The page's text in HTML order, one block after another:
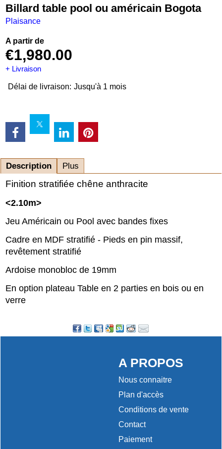
Billard table pool ou américain Bogota
Plaisance
A partir de
€1,980.00
+ Livraison
Délai de livraison: Jusqu'à 1 mois
Description Plus
Finition stratifiée chêne anthracite
<2.10m>
Jeu Américain ou Pool avec bandes fixes
Cadre en MDF stratifié - Pieds en pin massif,
revêtement stratifié
Ardoise monobloc de 19mm
En option plateau Table en 2 parties en bois ou en
verre
A PROPOS
Nous connaitre
Plan d'accès
Conditions de vente
Contact
Paiement